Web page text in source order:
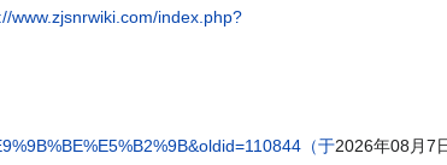
www.zjsnrwiki.com/index.php?
（于2026年08月7